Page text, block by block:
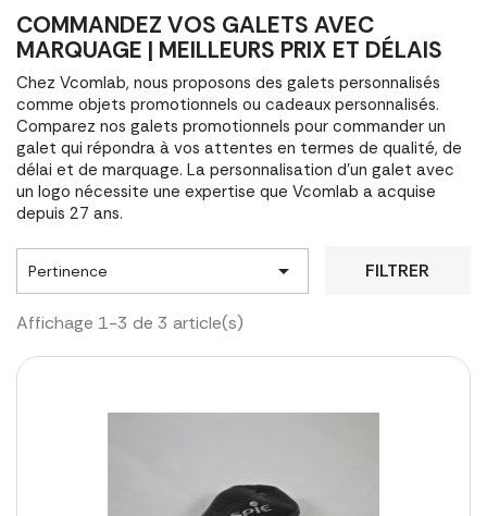
COMMANDEZ VOS GALETS AVEC
MARQUAGE | MEILLEURS PRIX ET DÉLAIS
Chez Vcomlab, nous proposons des galets personnalisés
comme objets promotionnels ou cadeaux personnalisés.
Comparez nos galets promotionnels pour commander un
galet qui répondra à vos attentes en termes de qualité, de
délai et de marquage. La personnalisation d'un galet avec
un logo nécessite une expertise que Vcomlab a acquise
depuis 27 ans.
Pertinence  FILTRER
Affichage 1-3 de 3 article(s)